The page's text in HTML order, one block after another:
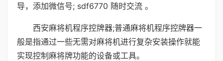
导，添加微信号; sdf6770 随时交流 。
西安麻将机程序控牌器;普通麻将机程序控牌器一
般是指通过一些无需对麻将机进行复杂安装操作就能
实现控制麻将牌功能的设备或工具。